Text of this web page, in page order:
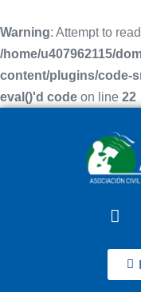
Warning: Attempt to
/home/u407962115/
content/plugins/code-
eval()'d code on line 22